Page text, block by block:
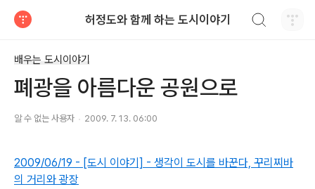
허정도와 함께 하는 도시이야기
배우는 도시이야기
폐광을 아름다운 공원으로
알 수 없는 사용자 2009. 7. 13. 06:00
2009/06/19 - [도시 이야기] - 생각이 도시를 바꾼다, 꾸리찌바
의 거리와 광장